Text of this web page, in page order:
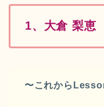
1、 大倉 梨恵
〜これから